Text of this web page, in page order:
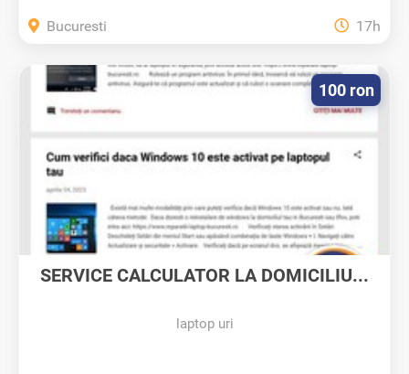
Bucuresti 17h
SERVICE CALCULATOR LA DOMICILIU...
laptop uri
100 ron